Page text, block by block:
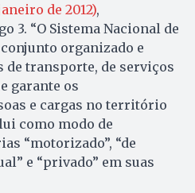
de 2012),
3. “O Sistema Nacional de
organizado e
de transporte, de serviços
garante os
e cargas no território
como modo de
“motorizado”, “de
e “privado” em suas